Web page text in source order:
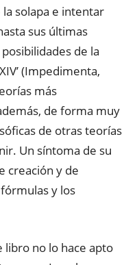
solapa e intentar
sus últimas
de la
(Impedimenta,
más
de forma muy
de otras teorías
Un síntoma de su
creación y de
y los
libro no lo hace apto